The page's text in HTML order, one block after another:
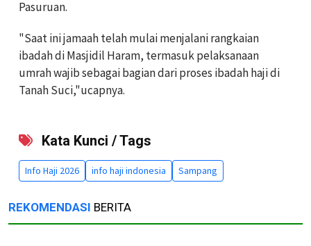
Pasuruan.
"Saat ini jamaah telah mulai menjalani rangkaian
ibadah di Masjidil Haram, termasuk pelaksanaan
umrah wajib sebagai bagian dari proses ibadah haji di
Tanah Suci,"ucapnya.
Kata Kunci / Tags
Info Haji 2026 info haji indonesia Sampang
REKOMENDASI BERITA